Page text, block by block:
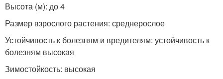
Высота (м): до 4
Размер взрослого растения: среднерослое
Устойчивость к болезням и вредителям: устойчивость к
болезням высокая
Зимостойкость: высокая